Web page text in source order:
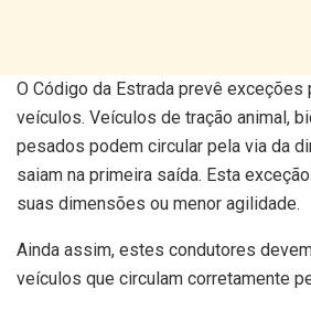
O Código da Estrada prevê exceções
veículos. Veículos de tração animal,
pesados podem circular pela via da
saiam na primeira saída. Esta
suas dimensões ou menor agilidade.
Ainda assim, estes condutores
veículos que circulam corretamente